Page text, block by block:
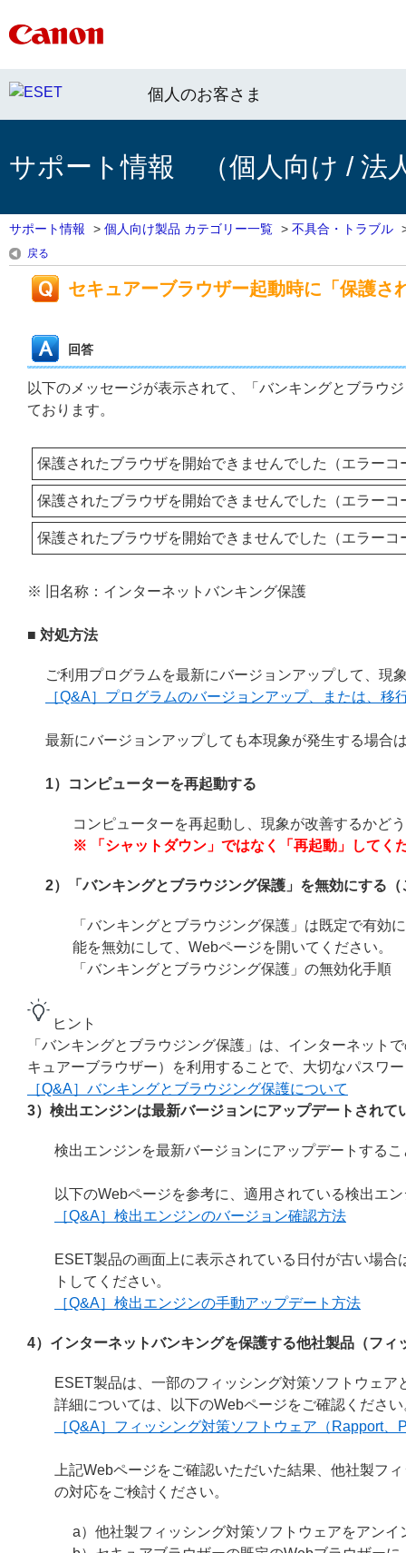
個人のお客さま
サポート情報 （個人向け / 法
サポート情報 > 個人向け製品 カテゴリー一覧 > 不具合・トラブル
戻る
セキュアーブラウザー起動時に「保護さ
回答
以下のメッセージが表示されて、「バンキングとブラウ
ております。
保護されたブラウザを開始できませんでした（エラーコ
保護されたブラウザを開始できませんでした（エラーコ
保護されたブラウザを開始できませんでした（エラーコ
※ 旧名称：インターネットバンキング保護
■ 対処方法
ご利用プログラムを最新にバージョンアップして、現
［Q&A］プログラムのバージョンアップ、または、移
最新にバージョンアップしても本現象が発生する場合
1）コンピューターを再起動する
コンピューターを再起動し、現象が改善するかど
※ 「シャットダウン」ではなく「再起動」してく
2）「バンキングとブラウジング保護」を無効にする
「バンキングとブラウジング保護」は既定で有効
能を無効にして、Webページを開いてください。
「バンキングとブラウジング保護」の無効化手順
ヒント
「バンキングとブラウジング保護」は、インターネット
キュアーブラウザー）を利用することで、大切なパスワ
［Q&A］バンキングとブラウジング保護について
3）検出エンジンは最新バージョンにアップデートされて
検出エンジンを最新バージョンにアップデートする
以下のWebページを参考に、適用されている検出エ
［Q&A］検出エンジンのバージョン確認方法
ESET製品の画面上に表示されている日付が古い場
トしてください。
［Q&A］検出エンジンの手動アップデート方法
4）インターネットバンキングを保護する他社製品（フ
ESET製品は、一部のフィッシング対策ソフトウェ
詳細については、以下のWebページをご確認ください
［Q&A］フィッシング対策ソフトウェア（Rapport
上記Webページをご確認いただいた結果、他社製フ
の対応をご検討ください。
a）他社製フィッシング対策ソフトウェアをアンイ